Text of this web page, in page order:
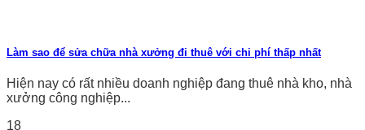
Làm sao để sửa chữa nhà xưởng đi thuê với chi phí thấp nhất
Hiện nay có rất nhiều doanh nghiệp đang thuê nhà kho, nhà
xưởng công nghiệp...
18